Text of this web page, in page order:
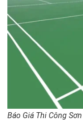
Báo Giá Thi Công Sơn